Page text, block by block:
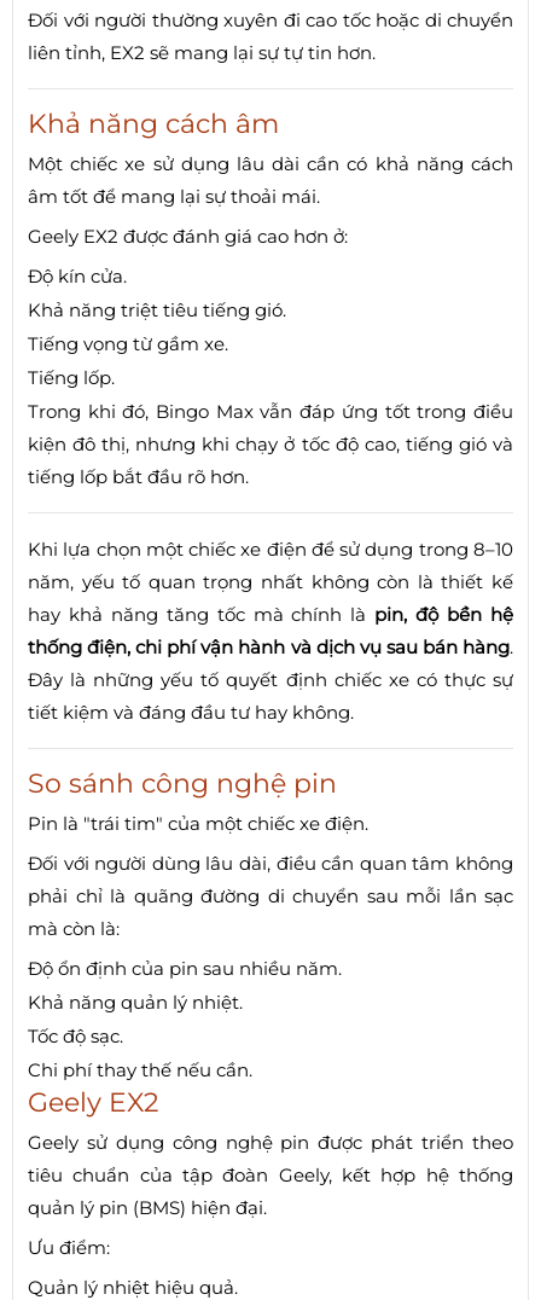
Đối với người thường xuyên đi cao tốc hoặc di chuyển
liên tỉnh, EX2 sẽ mang lại sự tự tin hơn.
Khả năng cách âm
Một chiếc xe sử dụng lâu dài cần có khả năng cách
âm tốt để mang lại sự thoải mái.
Geely EX2 được đánh giá cao hơn ở:
Độ kín cửa.
Khả năng triệt tiêu tiếng gió.
Tiếng vọng từ gầm xe.
Tiếng lốp.
Trong khi đó, Bingo Max vẫn đáp ứng tốt trong điều
kiện đô thị, nhưng khi chạy ở tốc độ cao, tiếng gió và
tiếng lốp bắt đầu rõ hơn.
Khi lựa chọn một chiếc xe điện để sử dụng trong 8–10
năm, yếu tố quan trọng nhất không còn là thiết kế
hay khả năng tăng tốc mà chính là pin, độ bền hệ
thống điện, chi phí vận hành và dịch vụ sau bán hàng.
Đây là những yếu tố quyết định chiếc xe có thực sự
tiết kiệm và đáng đầu tư hay không.
So sánh công nghệ pin
Pin là "trái tim" của một chiếc xe điện.
Đối với người dùng lâu dài, điều cần quan tâm không
phải chỉ là quãng đường di chuyển sau mỗi lần sạc
mà còn là:
Độ ổn định của pin sau nhiều năm.
Khả năng quản lý nhiệt.
Tốc độ sạc.
Chi phí thay thế nếu cần.
Geely EX2
Geely sử dụng công nghệ pin được phát triển theo
tiêu chuẩn của tập đoàn Geely, kết hợp hệ thống
quản lý pin (BMS) hiện đại.
Ưu điểm:
Quản lý nhiệt hiệu quả.